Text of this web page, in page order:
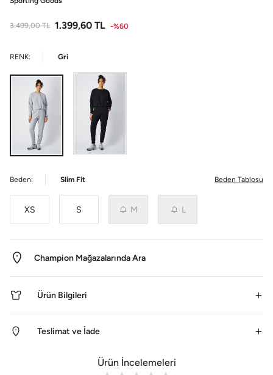
3.499,00 TL 1.399,60 TL -%60
RENK: Gri
Beden: Slim Fit Beden Tablosu
XS S M L
Champion Mağazalarında Ara
Ürün Bilgileri
Teslimat ve İade
Ürün İncelemeleri